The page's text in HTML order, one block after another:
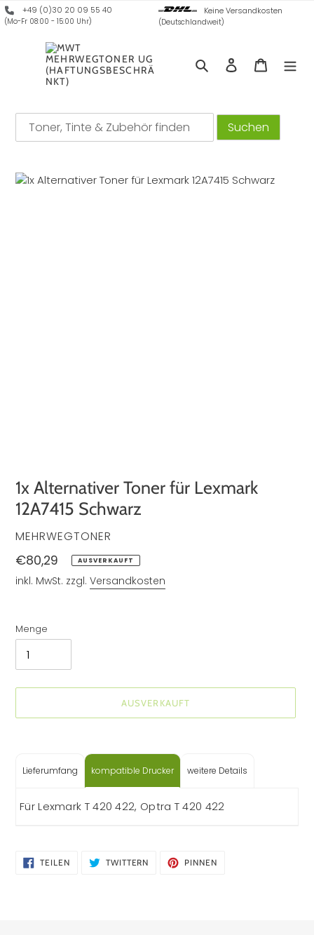
Direkt
zum
+49 (0)30 20 09 55 40
(Mo-Fr 08:00 - 15:00 Uhr)
Keine Versandkosten
(Deutschlandweit)
Suchen Einloggen
1x Alternativer Toner für Lexmark
12A7415 Schwarz
VERKÄUFER
MEHRWEGTONER
Normaler
Preis
€80,29 AUSVERKAUFT
inkl. MwSt. zzgl. Versandkosten
Menge
AUSVERKAUFT
zum
Lieferumfang kompatible Drucker weitere Details
Für Lexmark T 420 422, Optra T 420 422
TEILENAUF
FACEBOOK
TWITTERN
TWITTER
PINNEN